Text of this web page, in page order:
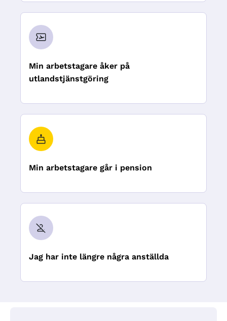
Min arbetstagare åker på
utlandstjänstgöring
Min arbetstagare går i pension
Jag har inte längre några anställda